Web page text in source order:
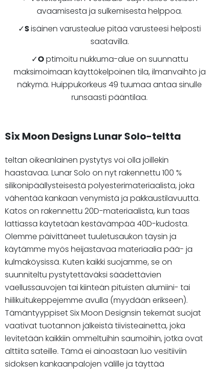
avaamisesta ja sulkemisesta helppoa.
✓Sisäinen varustealue pitää varusteesi helposti
saatavilla.
✓Optimoitu nukkuma-alue on suunnattu
maksimoimaan käyttökelpoinen tila, ilmanvaihto ja
näkymä. Huippukorkeus 49 tuumaa antaa sinulle
runsaasti pääntilaa.
Six Moon Designs Lunar Solo-teltta
teltan oikeanlainen pystytys voi olla joillekin
haastavaa. Lunar Solo on nyt rakennettu 100 %
silikonipäällysteisestä polyesterimateriaalista, joka
vähentää kankaan venymistä ja pakkaustilavuutta.
Katos on rakennettu 20D-materiaalista, kun taas
lattiassa käytetään kestävämpää 40D-kudosta.
Olemme päivittäneet tuuletusaukon täysin ja
käytämme myös heijastavaa materiaalia pää- ja
kulmaköysissä. Kuten kaikki suojamme, se on
suunniteltu pystytettäväksi säädettävien
vaellussauvojen tai kiinteän pituisten alumiini- tai
hiilikuitukeppejemme avulla (myydään erikseen).
Tämäntyyppiset Six Moon Designsin tekemät suojat
vaativat tuotannon jälkeistä tiivisteainetta, joka
levitetään kaikkiin ommeltuihin saumoihin, jotka ovat
alttiita sateille. Tämä ei ainoastaan luo vesitiiviin
sidoksen kankaanpalojen välille ja täyttää